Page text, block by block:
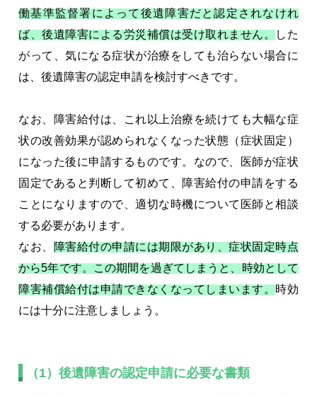
働基準監督署によって後遺障害だと認定されなけれ
ば、後遺障害による労災補償は受け取れません。
した
がって、気になる症状が治療をしても治らない場合に
は、後遺障害の認定申請を検討すべきです。
なお、障害給付は、これ以上治療を続けても大幅な症
状の改善効果が認められなくなった状態（症状固定）
になった後に申請するものです。なので、医師が症状
固定であると判断して初めて、障害給付の申請をする
ことになりますので、適切な時機について医師と相談
する必要があります。
なお、 障害給付の申請には期限があり、症状固定時点
から5年です。この期間を過ぎてしまうと、時効として
障害補償給付は申請できなくなってしまいます。 時効
には十分に注意しましょう。
（1）後遺障害の認定申請に必要な書類